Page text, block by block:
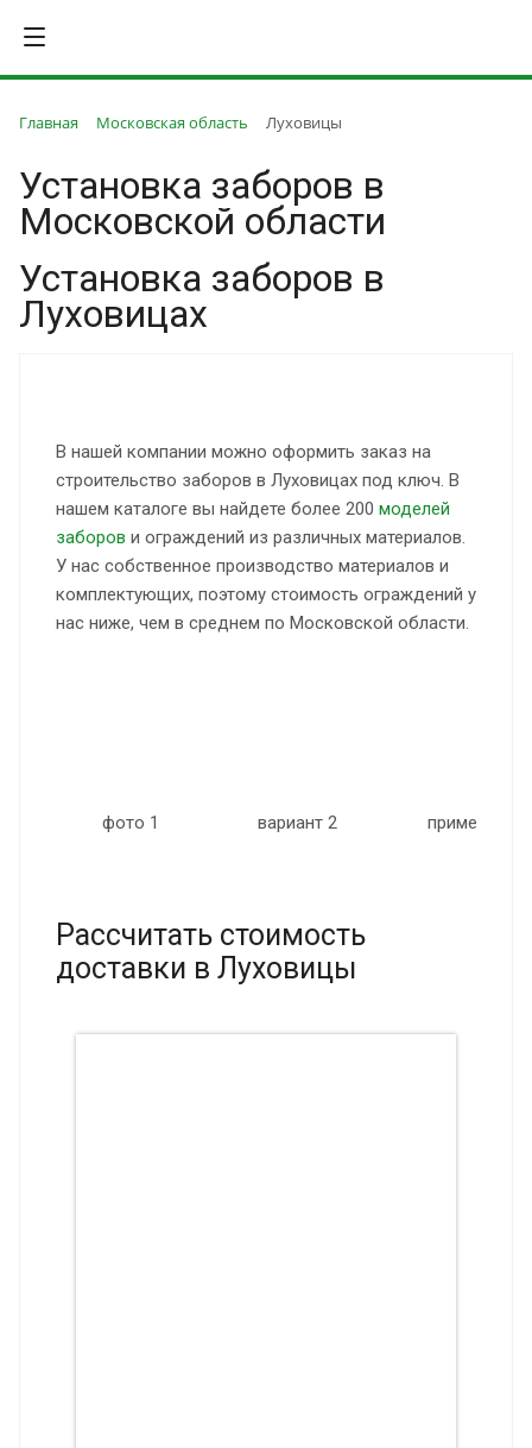
Главная Московская область Луховицы
Установка заборов в
Московской области
Установка заборов в
Луховицах
В нашей компании можно оформить заказ на
строительство заборов в Луховицах под ключ. В
нашем каталоге вы найдете более 200 моделей
заборов и ограждений из различных материалов.
У нас собственное производство материалов и
комплектующих, поэтому стоимость ограждений у
нас ниже, чем в среднем по Московской области.
фото 1 вариант 2 пример 3
Рассчитать стоимость
доставки в Луховицы